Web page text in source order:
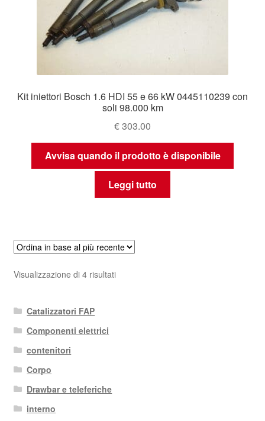
Kit iniettori Bosch 1.6 HDI 55 e 66 kW 0445110239 con
soli 98.000 km
€303.00
Avvisa quando il prodotto è disponibile
Leggi tutto
Visualizzazione di 4 risultatiOrdina
Catalizzatori FAP
Componenti elettrici
contenitori
Corpo
Drawbar e teleferiche
interno